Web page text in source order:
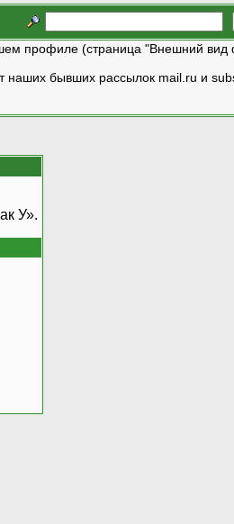
профиле (страница "Внешний вид
наших бывших рассылок mail.ru и
У».